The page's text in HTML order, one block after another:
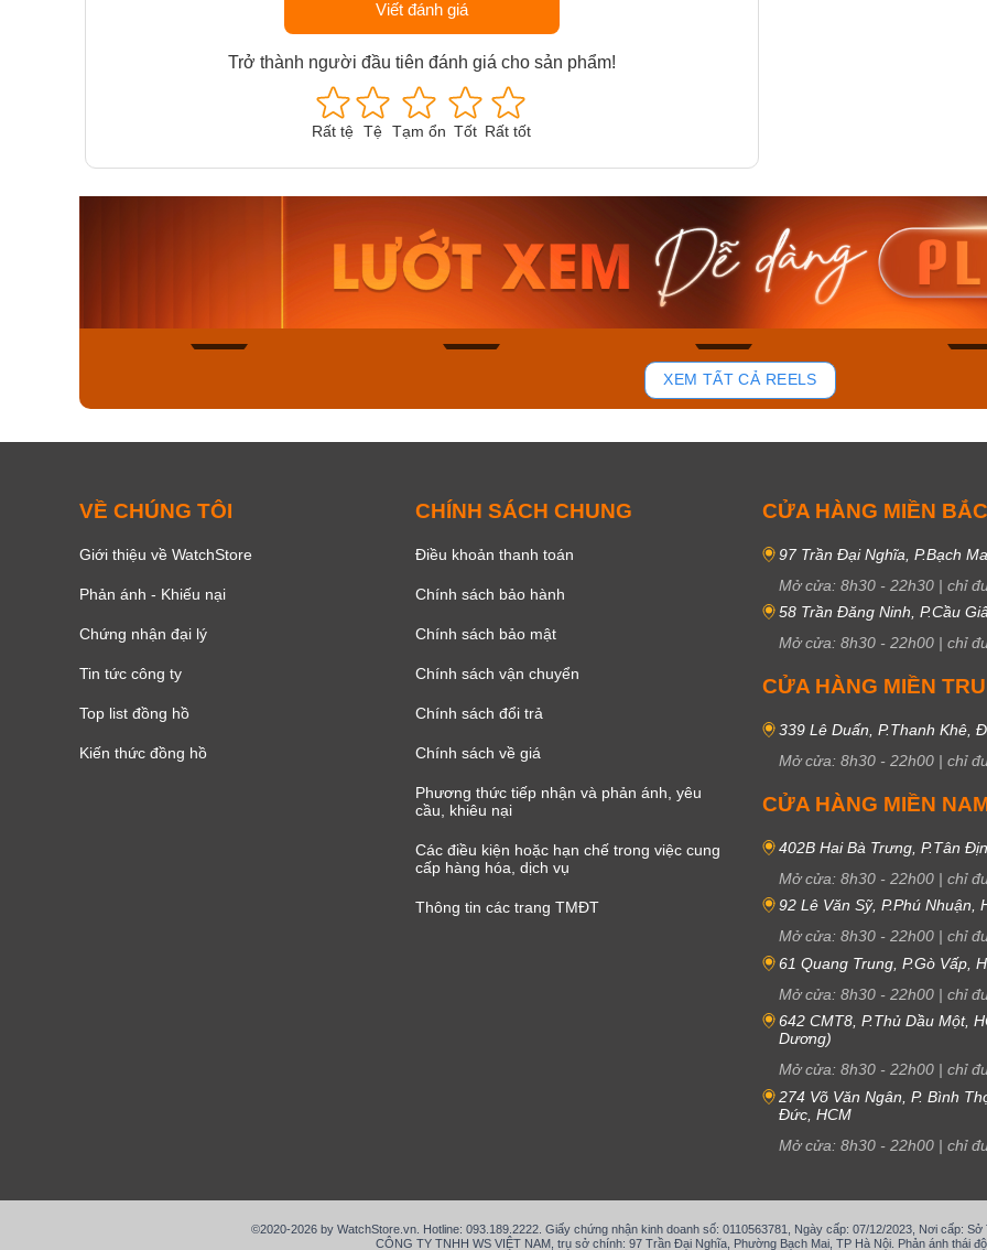
Viết đánh giá
Trở thành người đầu tiên đánh giá cho sản phẩm!
Rất tệ Tệ Tạm ổn Tốt Rất tốt
Casio Nam MTS-
115D-1AVDF
2.823.000₫
2.399.550₫
Mua ngay
42
Casio Nam MTS-
RS100L-1AVDF
4.276.000₫
3.634.600₫
Casio
230EL-
Mua
XEM TẤT CẢ REELS
VỀ CHÚNG TÔI
Giới thiệu về WatchStore
Phản ánh - Khiếu nại
Chứng nhận đại lý
Tin tức công ty
Top list đồng hồ
Kiến thức đồng hồ
CHÍNH SÁCH CHUNG
Điều khoản thanh toán
Chính sách bảo hành
Chính sách bảo mật
Chính sách vận chuyển
Chính sách đổi trả
Chính sách về giá
Phương thức tiếp nhận và phản ánh, yêu
cầu, khiêu nại
Các điều kiện hoặc hạn chế trong việc cung
cấp hàng hóa, dịch vụ
Thông tin các trang TMĐT
CỬA HÀNG MIỀN BẮC
97 Trần Đại Nghĩa, P.Bạch
Mở cửa: 8h30 - 22h30 | chỉ
58 Trần Đăng Ninh, P.Cầu
Mở cửa: 8h30 - 22h00 | chỉ
CỬA HÀNG MIỀN
339 Lê Duẩn, P.Thanh Khê,
Mở cửa: 8h30 - 22h00 | chỉ
CỬA HÀNG MIỀN
402B Hai Bà Trưng, P.Tân
Mở cửa: 8h30 - 22h00 | chỉ
92 Lê Văn Sỹ, P.Phú Nhuận,
Mở cửa: 8h30 - 22h00 | chỉ
61 Quang Trung, P.Gò Vấp,
Mở cửa: 8h30 - 22h00 | chỉ
642 CMT8, P.Thủ Dầu Một,
Dương)
Mở cửa: 8h30 - 22h00 | chỉ
274 Võ Văn Ngân, P. Bình
Đức, HCM
Mở cửa: 8h30 - 22h00 | chỉ
©2020-2026 by WatchStore.vn. Hotline: 093.189.2222. Giấy chứng nhận kinh doanh số: 0110563781, Ngày cấp: 07/12/2023, Nơi cấp:
CÔNG TY TNHH WS VIỆT NAM, trụ sở chính: 97 Trần Đại Nghĩa, Phường Bạch Mai, TP Hà Nội. Phản ánh thái